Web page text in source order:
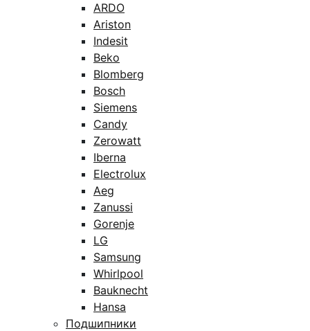
ARDO
Ariston
Indesit
Beko
Blomberg
Bosch
Siemens
Candy
Zerowatt
Iberna
Electrolux
Aeg
Zanussi
Gorenje
LG
Samsung
Whirlpool
Bauknecht
Hansa
Подшипники